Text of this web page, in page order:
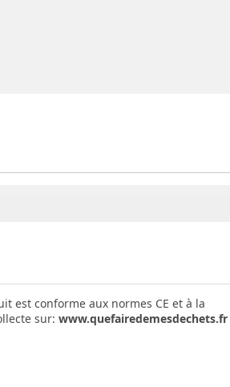
est conforme aux normes CE et à la
sur: www.quefairedemesdechets.fr